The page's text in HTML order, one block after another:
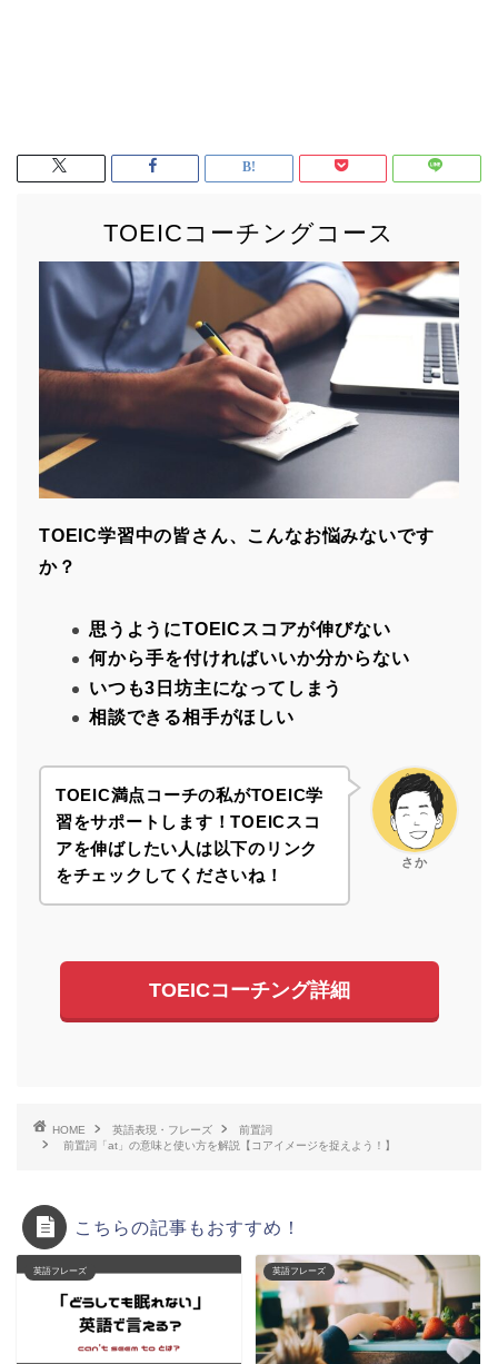
TOEICコーチングコース
TOEIC学習中の皆さん、こんなお悩みないです
か？
思うようにTOEICスコアが伸びない
何から手を付ければいいか分からない
いつも3日坊主になってしまう
相談できる相手がほしい
さか
TOEIC満点コーチの私がTOEIC学
習をサポートします！TOEICスコ
アを伸ばしたい人は以下のリンク
をチェックしてくださいね！
TOEICコーチング詳細
HOME 英語表現・フレーズ
前置詞
前置詞「at」の意味と使い方を解説【コアイメージを捉えよう！】
こちらの記事もおすすめ！
英語フレーズ 英語フレーズ